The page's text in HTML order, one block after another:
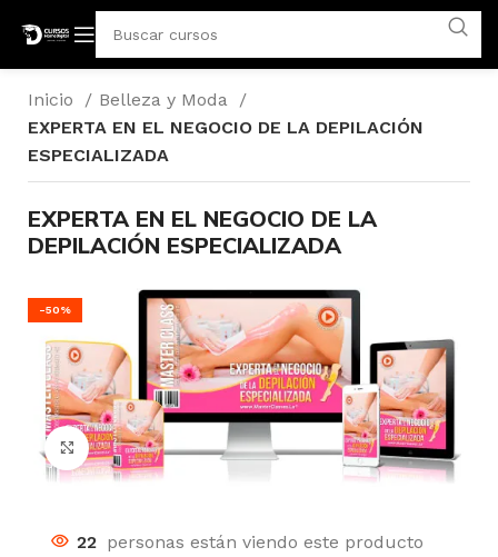
Inicio
Belleza y Moda
EXPERTA EN EL NEGOCIO DE LA DEPILACIÓN
ESPECIALIZADA
EXPERTA EN EL NEGOCIO DE LA
DEPILACIÓN ESPECIALIZADA
-50%
Click para agrandar
22 personas están viendo este producto